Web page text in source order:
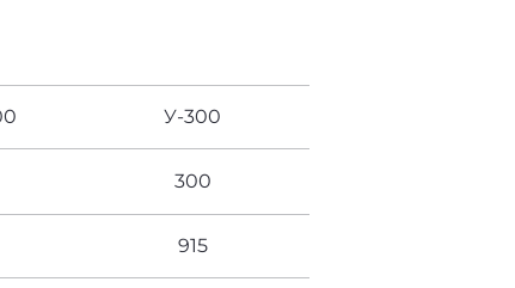
У-300
300
915